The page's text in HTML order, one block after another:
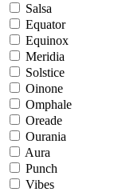
Salsa
Equator
Equinox
Meridia
Solstice
Oinone
Omphale
Oreade
Ourania
Aura
Punch
Vibes